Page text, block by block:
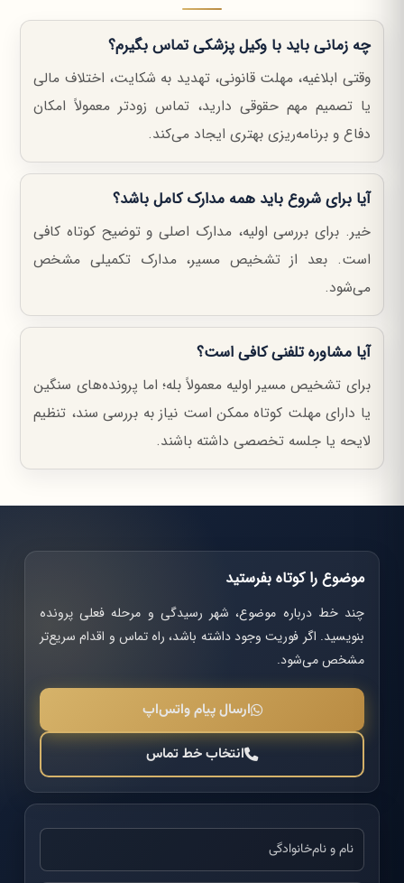
چه زمانی باید با وکیل پزشکی تماس بگیرم؟
وقتی ابلاغیه، مهلت قانونی، تهدید به شکایت، اختلاف مالی
یا تصمیم مهم حقوقی دارید، تماس زودتر معمولاً امکان
دفاع و برنامه‌ریزی بهتری ایجاد می‌کند.
آیا برای شروع باید همه مدارک کامل باشد؟
خیر. برای بررسی اولیه، مدارک اصلی و توضیح کوتاه کافی
است. بعد از تشخیص مسیر، مدارک تکمیلی مشخص
می‌شود.
آیا مشاوره تلفنی کافی است؟
برای تشخیص مسیر اولیه معمولاً بله؛ اما پرونده‌های سنگین
یا دارای مهلت کوتاه ممکن است نیاز به بررسی سند، تنظیم
لایحه یا جلسه تخصصی داشته باشند.
موضوع را کوتاه بفرستید
چند خط درباره موضوع، شهر رسیدگی و مرحله فعلی پرونده
بنویسید. اگر فوریت وجود داشته باشد، راه تماس و اقدام سریع‌تر
مشخص می‌شود.
ارسال پیام واتس‌اپ
انتخاب خط تماس